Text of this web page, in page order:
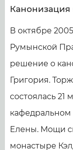
Канонизация
В октябре
Румынской
решение о
Григория.
состоялась 21
кафедральном
Елены. Мощи
монастыре